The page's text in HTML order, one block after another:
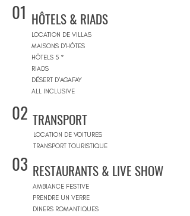
01 HÔTELS & RIADS
LOCATION DE VILLAS
MAISONS D'HÔTES
HÔTELS 5 *
RIADS
DÉSERT D'AGAFAY
ALL INCLUSIVE
02 TRANSPORT
LOCATION DE VOITURES
TRANSPORT TOURISTIQUE
03 RESTAURANTS & LIVE SHOW
AMBIANCE FESTIVE
PRENDRE UN VERRE
DINERS ROMANTIQUES